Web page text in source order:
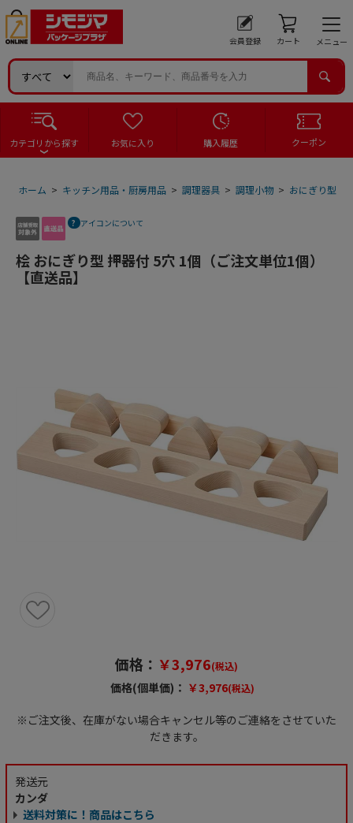
会員登録 カート メニュー
カテゴリから探す お気に入り 購入履歴 クーポン
ホーム > キッチン用品・厨房用品 > 調理器具 > 調理小物 > おにぎり型・
アイコンについて
桧 おにぎり型 押器付 5穴 1個（ご注文単位1個）
【直送品】
価格： ￥3,976(税込)
価格(個単価)： ￥3,976(税込)
※ご注文後、在庫がない場合キャンセル等のご連絡をさせていた
だきます。
発送元
カンダ
送料対策に！商品はこちら